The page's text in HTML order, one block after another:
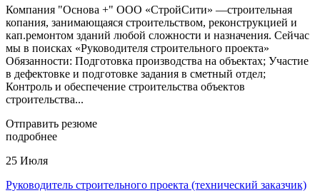
Компания "Основа +" ООО «СтройСити» —строительная
копания, занимающаяся строительством, реконструкцией и
кап.ремонтом зданий любой сложности и назначения. Сейчас
мы в поисках «Руководителя строительного проекта»
Обязанности: Подготовка производства на объектах; Участие
в дефектовке и подготовке задания в сметный отдел;
Контроль и обеспечение строительства объектов
строительства...
Отправить резюме
подробнее
25 Июля
Руководитель строительного проекта (технический заказчик)